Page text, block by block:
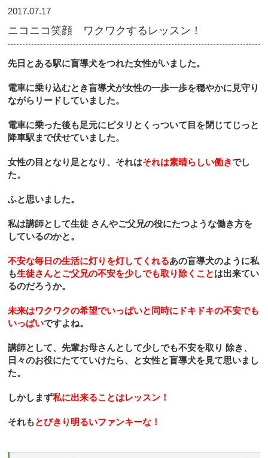
2017.07.17
ニコニコ笑顔 ワクワクするレッスン！
先日とある駅に盲導犬をつれた女性がいました。
電車に乗り込むとき盲導犬が女性の一歩一歩を穏やかに見守り
ながらリードしていました。
電車に乗った後も足元にピタリとくっついて目を閉じてじっと
降車駅まで伏せていました。
女性の目となり足となり、それはそれは素晴らしい働きでし
た。
ふと思いました。
私は講師として生徒 さんやご父兄の役にたつような働き方を
しているのかと。
不安な毎日の生活に灯りを灯してくれるあの盲導犬のように私
も生徒さんとご父兄の不安を少しでも取り除くことは出来てい
るのだろうか。
未来はワクワクの希望でいっぱいと同時にドキドキの不安でも
いっぱいですよね。
講師として、先輩お母さんとして少しでも不安を取り 除き、
日々のお役にたてていけたら、と女性と盲導犬を見て思いまし
た。
しかしまず私に出来ることはレッスン！
それもとびきり明るいファンキーな！